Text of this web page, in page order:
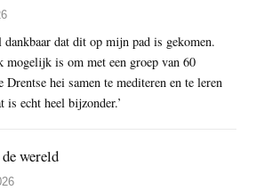
dat dit op mijn pad is gekomen.
mogelijk is om met een groep van 60
Drentse hei samen te mediteren en te leren
is echt heel bijzonder.’
wereld